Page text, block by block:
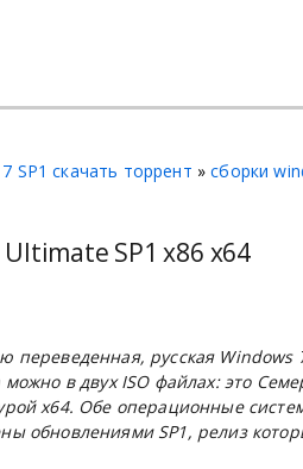
SP1 скачать торрент »сборки
Ultimate SP1 x86 x64
переведенная, русская Windows
можно в двухISOфайлах: это
х64. Обе операционные
обновлениямиSP1, релиз